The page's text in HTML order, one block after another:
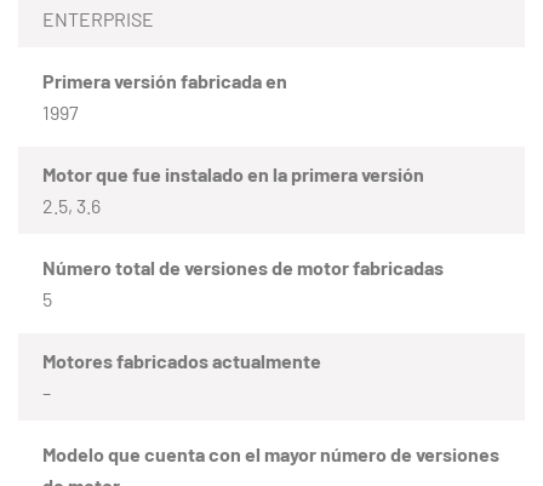
ENTERPRISE
Primera versión fabricada en
1997
Motor que fue instalado en la primera versión
2.5, 3.6
Número total de versiones de motor fabricadas
5
Motores fabricados actualmente
–
Modelo que cuenta con el mayor número de versiones